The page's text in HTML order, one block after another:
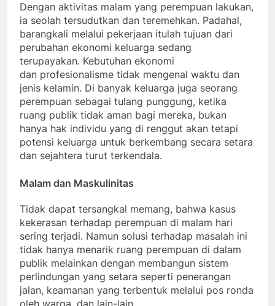
Dengan aktivitas malam yang perempuan lakukan,
ia seolah tersudutkan dan teremehkan. Padahal,
barangkali melalui pekerjaan itulah tujuan dari
perubahan ekonomi keluarga sedang
terupayakan. Kebutuhan ekonomi
dan profesionalisme tidak mengenal waktu dan
jenis kelamin. Di banyak keluarga juga seorang
perempuan sebagai tulang punggung, ketika
ruang publik tidak aman bagi mereka, bukan
hanya hak individu yang di renggut akan tetapi
potensi keluarga untuk berkembang secara setara
dan sejahtera turut terkendala.
Malam dan Maskulinitas
Tidak dapat tersangkal memang, bahwa kasus
kekerasan terhadap perempuan di malam hari
sering terjadi. Namun solusi terhadap masalah ini
tidak hanya menarik ruang perempuan di dalam
publik melainkan dengan membangun sistem
perlindungan yang setara seperti penerangan
jalan, keamanan yang terbentuk melalui pos ronda